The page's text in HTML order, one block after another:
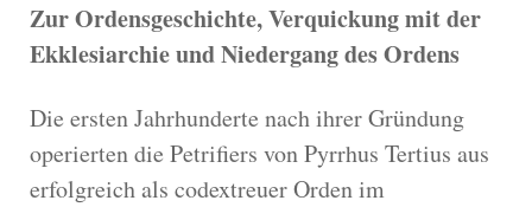
Zur Ordensgeschichte, Verquickung mit der
Ekklesiarchie und Niedergang des Ordens
Die ersten Jahrhunderte nach ihrer Gründung
operierten die Petrifiers von Pyrrhus Tertius aus
erfolgreich als codextreuer Orden im